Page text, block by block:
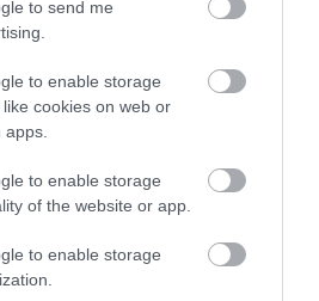
to send me
to enable storage
cookies on web or
to enable storage
of the website or app.
to enable storage
IS